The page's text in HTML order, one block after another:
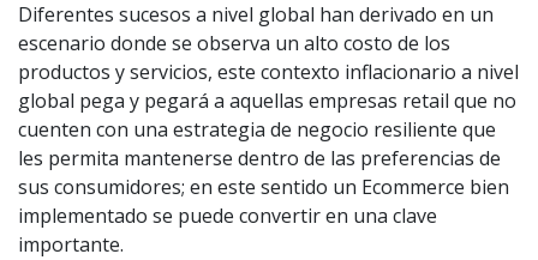
Diferentes sucesos a nivel global han derivado en un
escenario donde se observa un alto costo de los
productos y servicios, este contexto inflacionario a nivel
global pega y pegará a aquellas empresas retail que no
cuenten con una estrategia de negocio resiliente que
les permita mantenerse dentro de las preferencias de
sus consumidores; en este sentido un Ecommerce bien
implementado se puede convertir en una clave
importante.